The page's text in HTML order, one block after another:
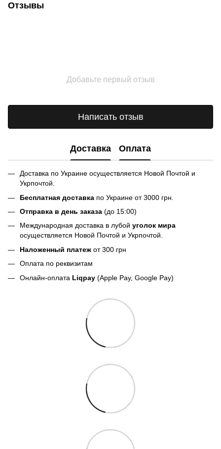
Отзывы
Добавьте первый отзыв
Написать отзыв
Доставка Оплата
Доставка по Украине осуществляется Новой Почтой и
Укрпочтой.
Бесплатная доставка по Украине от 3000 грн.
Отправка в день заказа (до 15:00)
Международная доставка в лубой уголок мира
осуществляется Новой Почтой и Укрпочтой.
Наложенный платеж от 300 грн
Оплата по реквизитам
Онлайн-оплата Liqpay (Apple Pay, Google Pay)